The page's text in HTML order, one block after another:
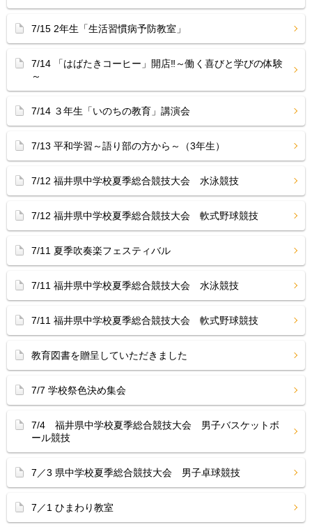
7/15 2年生「生活習慣病予防教室」
7/14 「はばたきコーヒー」開店‼︎～働く喜びと学びの体験
～
7/14 ３年生「いのちの教育」講演会
7/13 平和学習～語り部の方から～（3年生）
7/12 福井県中学校夏季総合競技大会 水泳競技
7/12 福井県中学校夏季総合競技大会 軟式野球競技
7/11 夏季吹奏楽フェスティバル
7/11 福井県中学校夏季総合競技大会 水泳競技
7/11 福井県中学校夏季総合競技大会 軟式野球競技
教育図書を贈呈していただきました
7/7 学校祭色決め集会
7/4 福井県中学校夏季総合競技大会 男子バスケットボ
ール競技
7／3 県中学校夏季総合競技大会 男子卓球競技
7／1 ひまわり教室